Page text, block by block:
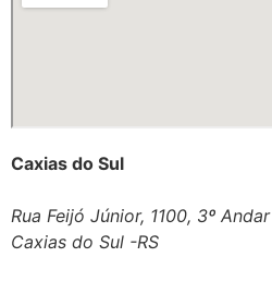
Caxias do Sul
Rua Feijó Júnior, 1100, 3º
Caxias do Sul -RS